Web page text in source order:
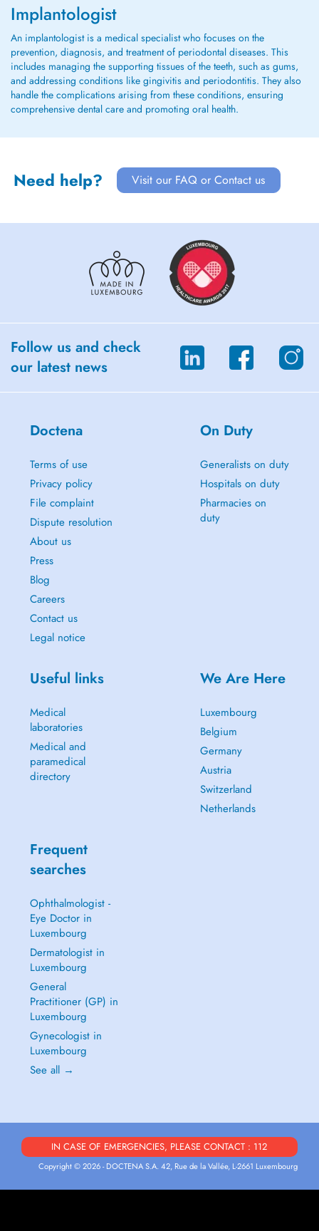
Implantologist
An implantologist is a medical specialist who focuses on the
prevention, diagnosis, and treatment of periodontal diseases. This
includes managing the supporting tissues of the teeth, such as gums,
and addressing conditions like gingivitis and periodontitis. They also
handle the complications arising from these conditions, ensuring
comprehensive dental care and promoting oral health.
Need help? Visit our FAQ or Contact us
Follow us and check
our latest news
Doctena
Terms of use
Privacy policy
File complaint
Dispute resolution
About us
Press
Blog
Careers
Contact us
Legal notice
On Duty
Generalists on duty
Hospitals on duty
Pharmacies on
duty
Useful links
Medical
laboratories
Medical and
paramedical
directory
We Are Here
Luxembourg
Belgium
Germany
Austria
Switzerland
Netherlands
Frequent
searches
Ophthalmologist -
Eye Doctor in
Luxembourg
Dermatologist in
Luxembourg
General
Practitioner (GP) in
Luxembourg
Gynecologist in
Luxembourg
See all →
IN CASE OF EMERGENCIES, PLEASE CONTACT : 112
Copyright © 2026 - DOCTENA S.A. 42, Rue de la Vallée, L-2661 Luxembourg